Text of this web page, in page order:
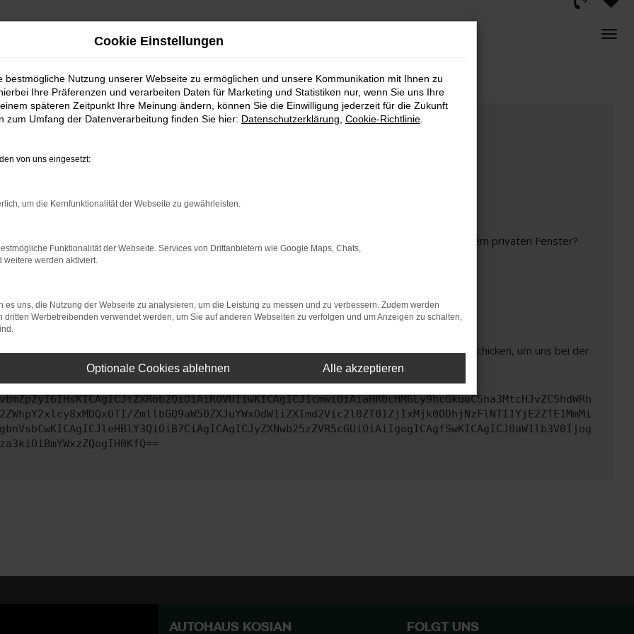
bestimmter Seiten verhindern. Funktioniert die Seite in einem anderen Browser oder in einem privaten Fenster?
beheben.
auf dem neuesten Stand sind.
kann auch dazu führen, dass bestimmte Funktionen nicht mehr unterstützt werden.
uns bitte. Wir werden versuchen, das Problem zu beheben. Du kannst uns diesen Text schicken, um uns bei der
ZmllbGQ9aW50ZXJuYWxOdW1iZXImd2Vic2l0ZT01ZjIxMjk0ODhjNzFlNTI1YjE2ZTE1MmMi
AUTOHAUS KOSIAN FOLGT UNS
Cookie Einstellungen
bestmögliche Nutzung unserer Webseite zu ermöglichen und unsere Kommunikation mit Ihnen zu
Ihre Präferenzen und verarbeiten Daten für Marketing und Statistiken nur, wenn Sie uns Ihre
späteren Zeitpunkt Ihre Meinung ändern, können Sie die Einwilligung jederzeit für die Zukunft
zum Umfang der Datenverarbeitung finden Sie hier: Datenschutzerklärung Cookie-Richtlinie
von uns eingesetzt:
um die Kernfunktionalität der Webseite zu gewährleisten.
Funktionalität der Webseite. Services von Drittanbietern wie Google Maps, Chats,
weitere werden aktiviert.
es uns, die Nutzung der Webseite zu analysieren, um die Leistung zu messen und zu verbessern. Zudem werden
dritten Werbetreibenden verwendet werden, um Sie auf anderen Webseiten zu verfolgen und um Anzeigen zu schalten,
Optionale Cookies ablehnen Alle akzeptieren